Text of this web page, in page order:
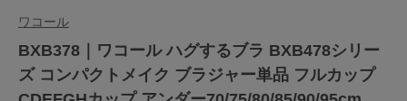
ワコール
BXB378｜ワコール ハグするブラ BXB478シリー
ズ コンパクトメイク ブラジャー単品 フルカップ